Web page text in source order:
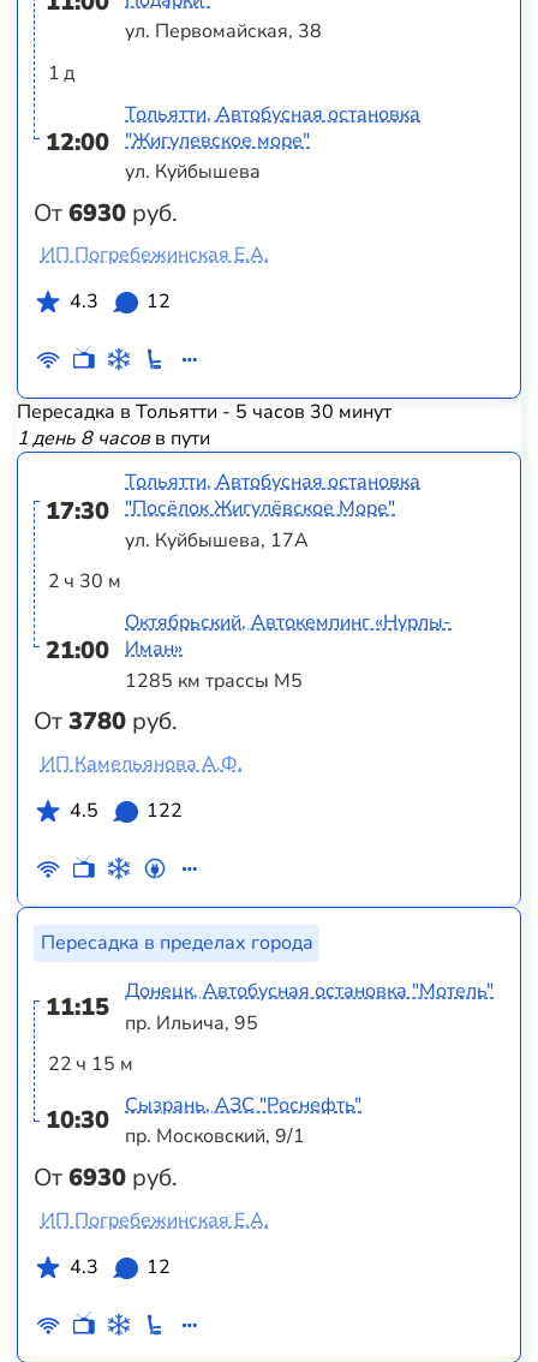
1 д
12:00
От6930 руб.
ул. Первомайская, 38
Тольятти, Автобусная остановка
"Жигулевское море"
ул. Куйбышева
ИП Погребежинская Е.А.
4.3
12
Пересадка в Тольятти - 5 часов 30 минут
1 день 8 часовв пути
17:30
2 ч 30 м
21:00
От3780 руб.
Тольятти, Автобусная остановка
"Посёлок Жигулёвское Море"
ул. Куйбышева, 17А
Октябрьский, Автокемпинг «Нурлы-
Иман»
1285 км трассы М5
ИП Камельянова А.Ф.
4.5
122
Пересадка в пределах города
11:15
22 ч 15 м
10:30
От6930 руб.
Донецк, Автобусная остановка "Мотель"
пр. Ильича, 95
Сызрань, АЗС "Роснефть"
пр. Московский, 9/1
ИП Погребежинская Е.А.
4.3
12